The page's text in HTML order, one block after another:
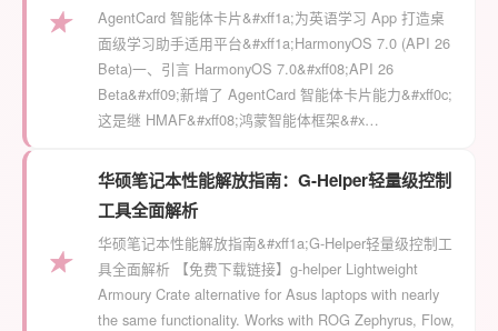
★
AgentCard 智能体卡片&#xff1a;为英语学习 App 打造桌
面级学习助手适用平台&#xff1a;HarmonyOS 7.0 (API 26
Beta)一、引言 HarmonyOS 7.0&#xff08;API 26
Beta&#xff09;新增了 AgentCard 智能体卡片能力&#xff0c;
这是继 HMAF&#xff08;鸿蒙智能体框架&#x…
★
华硕笔记本性能解放指南：G-Helper轻量级控制
工具全面解析
华硕笔记本性能解放指南&#xff1a;G-Helper轻量级控制工
具全面解析 【免费下载链接】g-helper Lightweight
Armoury Crate alternative for Asus laptops with nearly
the same functionality. Works with ROG Zephyrus, Flow,